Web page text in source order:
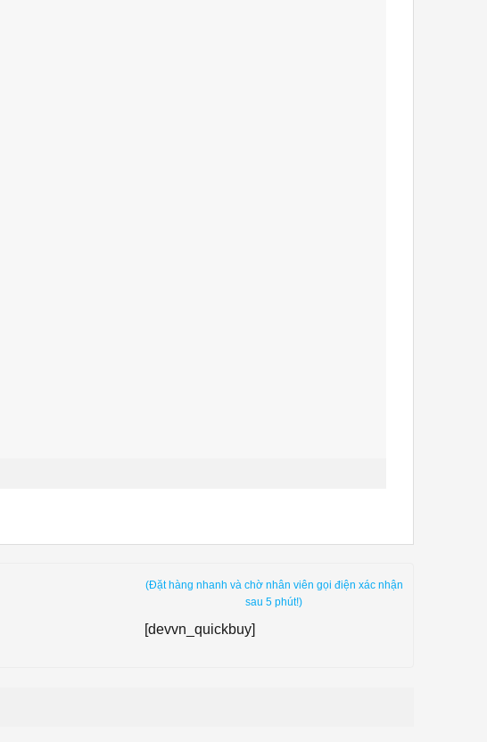
(Đặt hàng nhanh và chờ nhân viên gọi điện xác nhận
sau 5 phút!)
[devvn_quickbuy]